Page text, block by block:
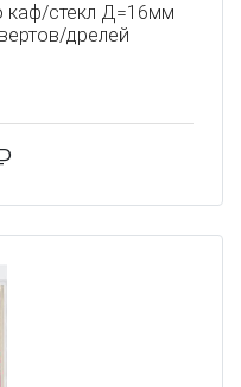
каф/стекл Д=16мм
дрелей